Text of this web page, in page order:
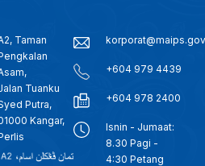
Taman
Tuanku
Putra,
Kangar,
+604 979 4439
+604 978 2400
Isnin - Jumaat:
8.30 Pagi -
4:30 Petang